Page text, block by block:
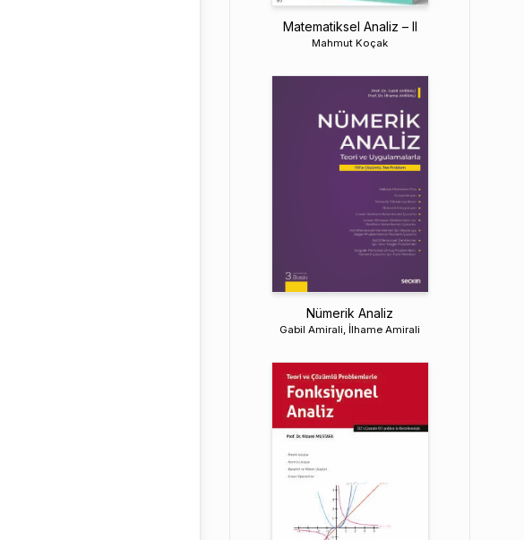
Matematiksel Analiz – II
Mahmut Koçak
Nümerik Analiz
Gabil Amirali, İlhame Amirali